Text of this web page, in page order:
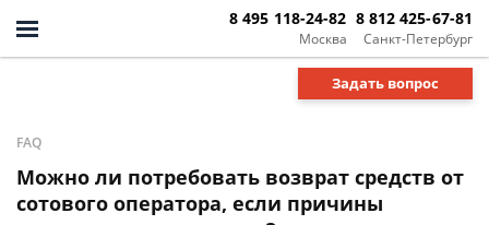
Москва
8 495 118-24-82
Санкт-Петербург
8 812 425-67-81
Задать вопрос
FAQ
Можно ли потребовать возврат средств от
сотового оператора, если причины